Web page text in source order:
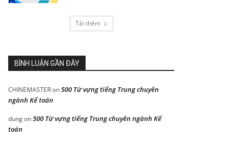
Tải thêm
BÌNH LUẬN GẦN ĐÂY
CHINEMASTERon500 Từ vựng tiếng Trung chuyên
ngành Kế toán
dungon500 Từ vựng tiếng Trung chuyên ngành Kế
toán